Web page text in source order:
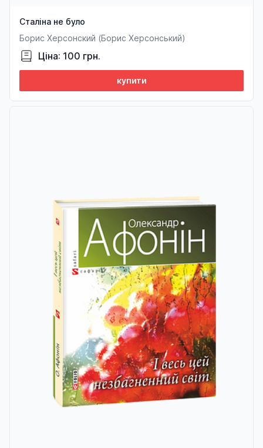
Сталіна не було
Борис Херсонский (Борис Херсонський)
Ціна: 100 грн.
купити